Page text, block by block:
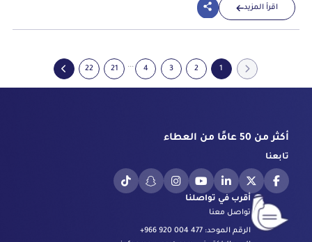
اقرأ المزيد
1
2
3
4
...
21
22
أكثر من 50 عامًا من العطاء
تابعنا
أقرب في تواصلنا
تواصل معنا
الرقم الموحد: +966 920 004 477